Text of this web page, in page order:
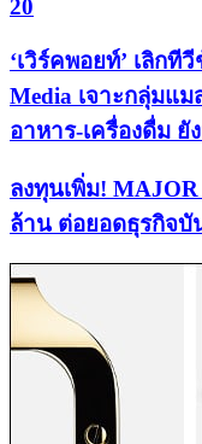
20
‘เวิร์คพอยท์’ เลิก
Media เจาะกลุ่มแม
อาหาร-เครื่องดื่ม
ลงทุนเพิ่ม!
ล้าน ต่อยอดธุรกิจบั